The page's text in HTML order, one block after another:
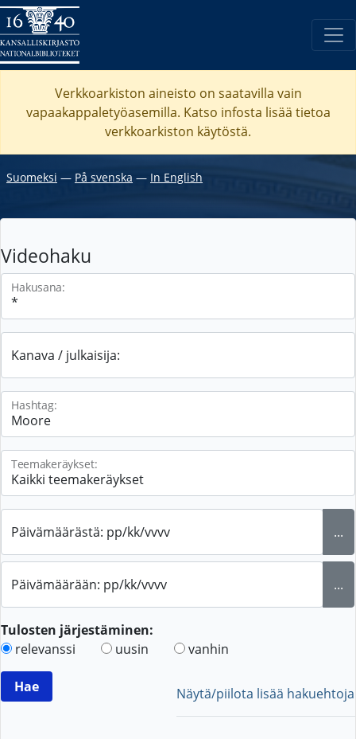
Verkkoarkiston aineisto on saatavilla vain
vapaakappaletyöasemilla. Katso infosta lisää tietoa
verkkoarkiston käytöstä.
Suomeksi ― På svenska ― In English
Videohaku
Hakusana:
Kanava / julkaisija:
Hashtag:
Teemakeräykset:
Päivämäärästä: pp/kk/vvvv ...
Päivämäärään: pp/kk/vvvv ...
Tulosten järjestäminen:
relevanssi
uusin vanhin
Näytä/piilota lisää hakuehtoja